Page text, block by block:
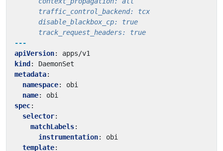
      track_request_headers: true
---
apiVersion:
apps/v1
kind :
DaemonSet
metadata:
namespace:
obi
name:
obi
spec:
selector:
matchLabels:
instrumentation:
obi
template: